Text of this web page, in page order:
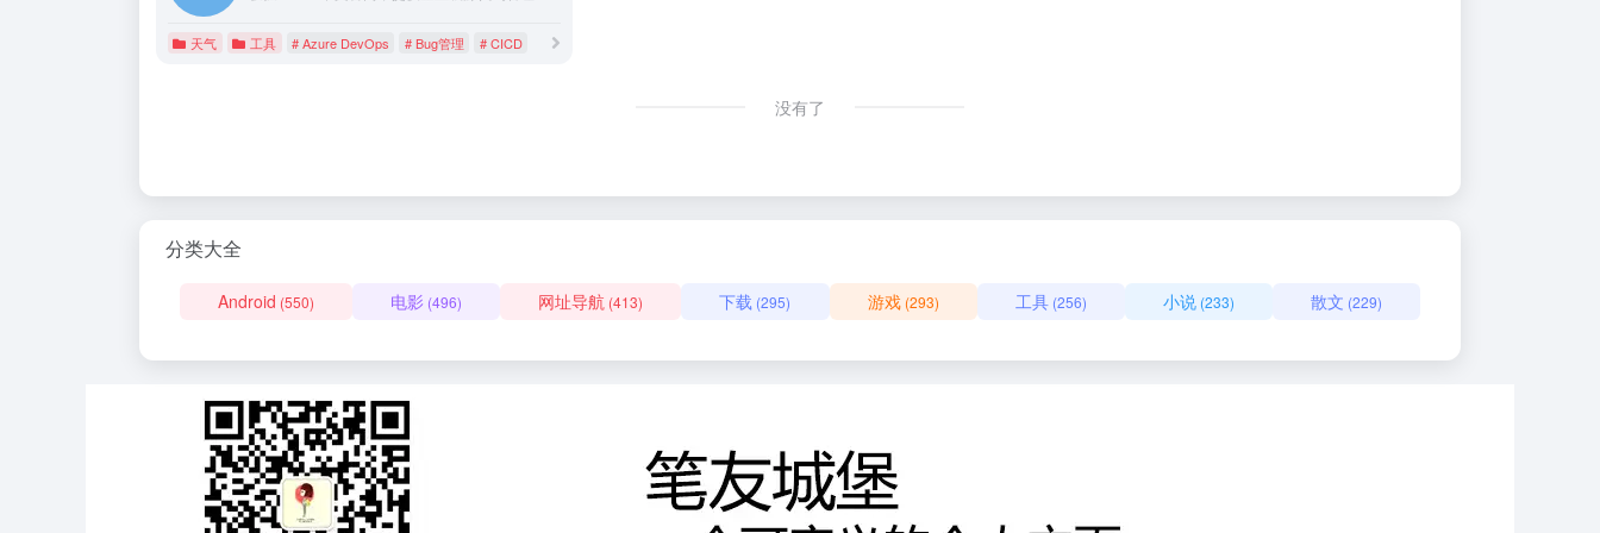
天气 工具 # Azure DevOps # Bug管理 # CICD
没有了
分类大全
Android (550) 电影 (496) 网址导航 (413) 下载 (295) 游戏(293) 工具(256) 小说(233) 散文 (229)